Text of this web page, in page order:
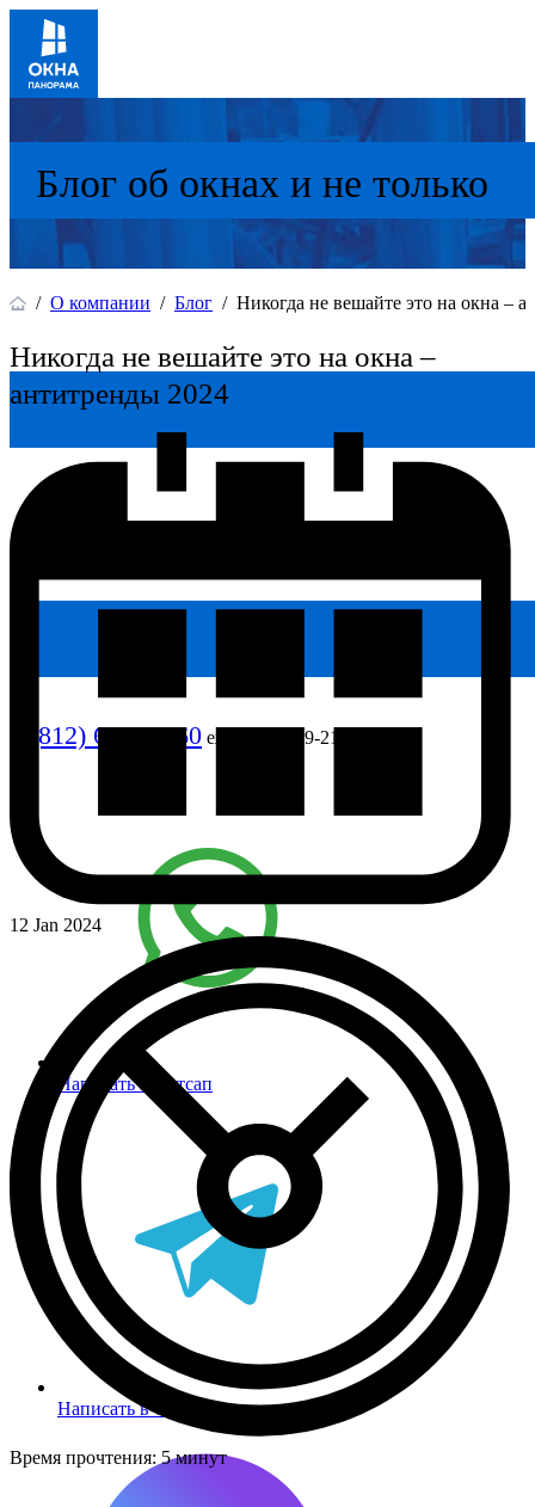
8 (812) 640-90-60 ежедневно, 9-21
Написать в Вотсап
Написать в Телеграм
Блог об окнах и не только
/ О компании / Блог / Никогда не вешайте это на окна –
Никогда не вешайте это на окна –
антитренды 2024
12 Jan 2024
Время прочтения: 5 минут